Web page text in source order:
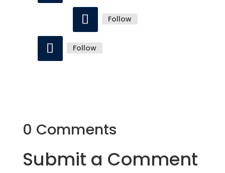
Follow
Follow
0 Comments
Submit a Comment